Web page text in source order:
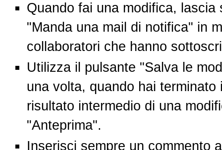
Quando fai una modifica, lascia
"Manda una mail di notifica" in
collaboratori che hanno
Utilizza il pulsante "Salva le
una volta, quando hai
risultato intermedio di una
"Anteprima".
Inserisci sempre un commento